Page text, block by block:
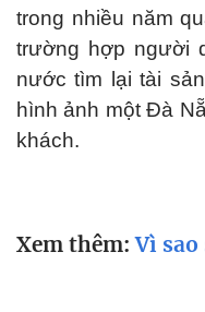
trong nhiều năm
trường hợp người
nước tìm lại tài
hình ảnh một Đà
khách.
Xem thêm:Vì